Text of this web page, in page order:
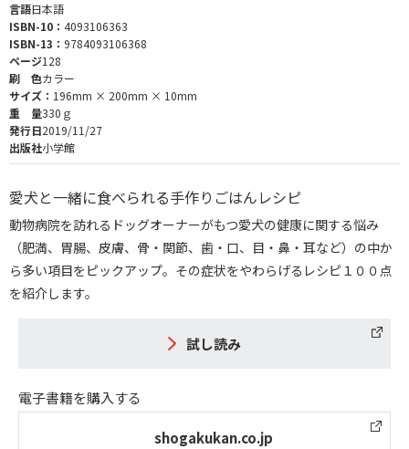
言語日本語
ISBN-10： 4093106363
ISBN-13： 9784093106368
ページ128
刷 色カラー
サイズ： 196mm × 200mm × 10mm
重 量330ｇ
発行日2019/11/27
出版社小学館
愛犬と一緒に食べられる手作りごはんレシピ
動物病院を訪れるドッグオーナーがもつ愛犬の健康に関する悩み
（肥満、胃腸、皮膚、骨・関節、歯・口、目・鼻・耳など）の中か
ら多い項目をピックアップ。その症状をやわらげるレシピ１００点
を紹介します。
試し読み
電子書籍を購入する
shogakukan.co.jp